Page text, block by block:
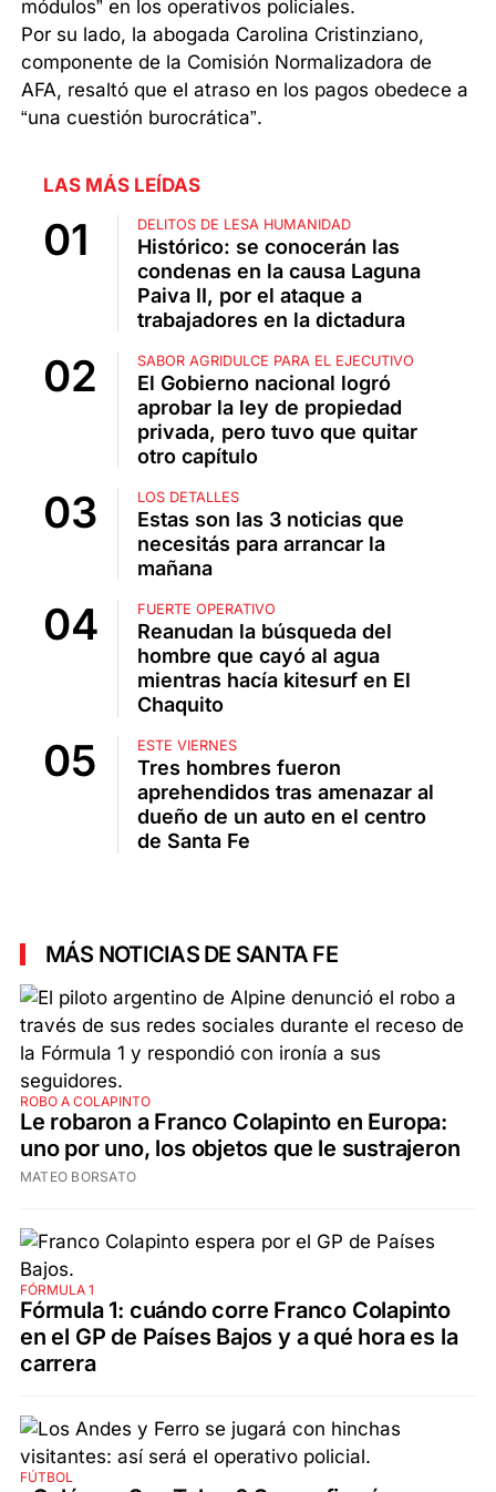
módulos” en los operativos policiales.
Por su lado, la abogada Carolina Cristinziano,
componente de la Comisión Normalizadora de
AFA, resaltó que el atraso en los pagos obedece a
“una cuestión burocrática”.
LAS MÁS LEÍDAS
DELITOS DE LESA HUMANIDAD
Histórico: se conocerán las
condenas en la causa Laguna
Paiva II, por el ataque a
trabajadores en la dictadura
SABOR AGRIDULCE PARA EL EJECUTIVO
El Gobierno nacional logró
aprobar la ley de propiedad
privada, pero tuvo que quitar
otro capítulo
LOS DETALLES
Estas son las 3 noticias que
necesitás para arrancar la
mañana
FUERTE OPERATIVO
Reanudan la búsqueda del
hombre que cayó al agua
mientras hacía kitesurf en El
Chaquito
ESTE VIERNES
Tres hombres fueron
aprehendidos tras amenazar al
dueño de un auto en el centro
de Santa Fe
MÁS NOTICIAS DE SANTA FE
ROBO A COLAPINTO
Le robaron a Franco Colapinto en Europa:
uno por uno, los objetos que le sustrajeron
MATEO BORSATO
FÓRMULA 1
Fórmula 1: cuándo corre Franco Colapinto
en el GP de Países Bajos y a qué hora es la
carrera
FÚTBOL